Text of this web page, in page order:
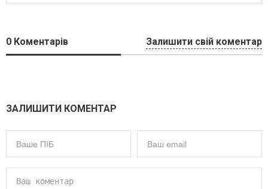
0 Коментарів Залишити свій коментар
ЗАЛИШИТИ КОМЕНТАР